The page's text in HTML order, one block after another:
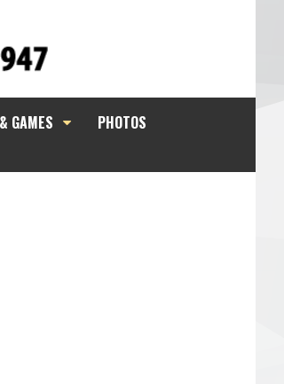
GAMES
PHOTOS